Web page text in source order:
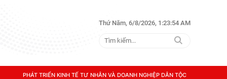
Thứ Năm, 6/8/2026, 1:23:55 AM
PHÁT TRIỂN KINH TẾ TƯ NHÂN VÀ DOANH NGHIỆP DÂN TỘC